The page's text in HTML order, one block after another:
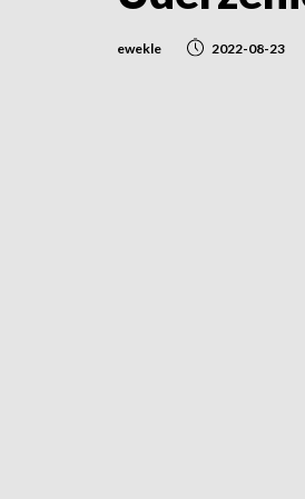
ewekle 2022-08-23